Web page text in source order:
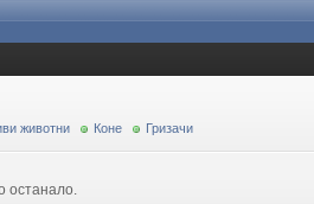
животни Коне Гризачи
останало.